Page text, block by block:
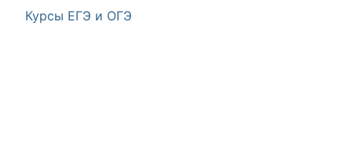
Курсы ЕГЭ и ОГЭ